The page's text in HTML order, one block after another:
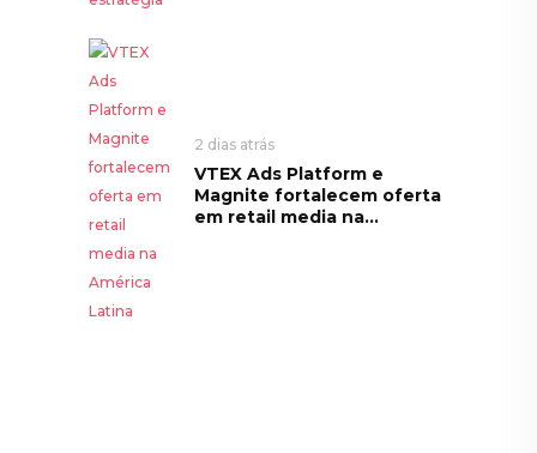
2 dias atrás
VTEX Ads Platform e
Magnite fortalecem oferta
em retail media na...